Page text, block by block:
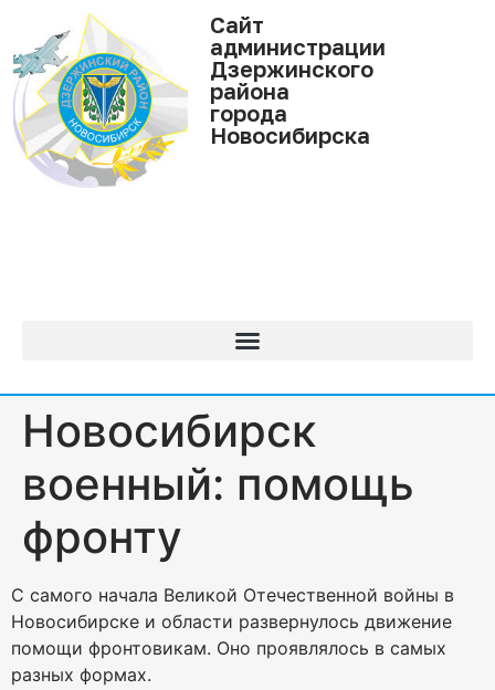
Cайт
администрации
Дзержинского
района
города
Новосибирска
Новосибирск
военный: помощь
фронту
С самого начала Великой Отечественной войны в
Новосибирске и области развернулось движение
помощи фронтовикам. Оно проявлялось в самых
разных формах.